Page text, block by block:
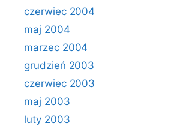
czerwiec 2004
maj 2004
marzec 2004
grudzień 2003
czerwiec 2003
maj 2003
luty 2003